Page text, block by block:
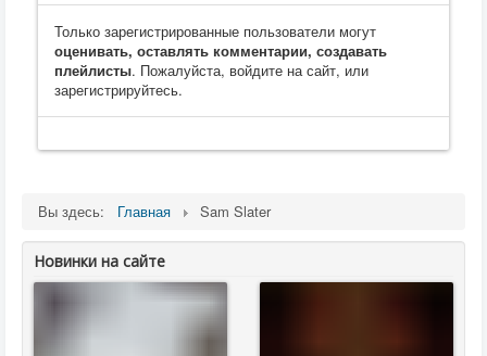
Только зарегистрированные пользователи могут
оценивать, оставлять комментарии, создавать
плейлисты. Пожалуйста, войдите на сайт, или
зарегистрируйтесь.
Вы здесь: Главная Sam Slater
Новинки на сайте